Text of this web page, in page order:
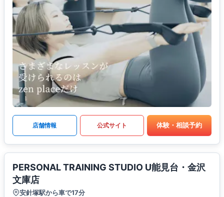
店舗情報 公式サイト 体験・相談予約
PERSONAL TRAINING STUDIO U能見台・金沢
文庫店
安針塚駅から車で17分